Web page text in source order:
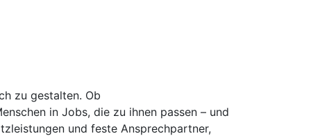
zu gestalten. Ob
in Jobs, die zu ihnen passen – und
und feste Ansprechpartner,